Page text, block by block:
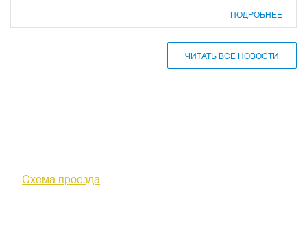
ПОДРОБНЕЕ
ЧИТАТЬ ВСЕ НОВОСТИ
Схема проезда